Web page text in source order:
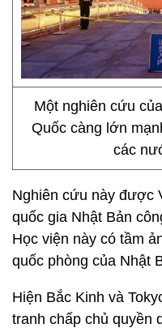
Một nghiên cứu
Quốc càng lớn
các
Nghiên cứu này được
quốc gia Nhật Bản
Học viện này có tầm
quốc phòng của Nhật
Hiện Bắc Kinh và
tranh chấp chủ quyền